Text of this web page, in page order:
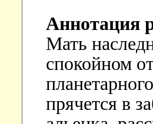
Аннотация
Мать
спокойном
прячется в